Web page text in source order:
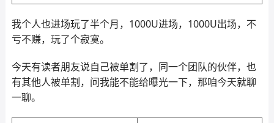
我个人也进场玩了半个月，1000U进场，1000U出场，不
亏不赚，玩了个寂寞。
今天有读者朋友说自己被单割了，同一个团队的伙伴，也
有其他人被单割，问我能不能给曝光一下，那咱今天就聊
一聊。